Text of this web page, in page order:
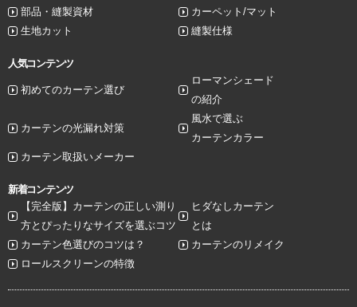
部品・縫製資材
カーペット/マット
生地カット
縫製仕様
人気コンテンツ
初めてのカーテン選び
ローマンシェード
の紹介
カーテンの光漏れ対策
風水で選ぶ
カーテンカラー
カーテン取扱いメーカー
新着コンテンツ
【完全版】カーテンの正しい測り
方とぴったりなサイズを選ぶコツ
ヒダなしカーテン
とは
カーテン色選びのコツは？
カーテンのリメイク
ロールスクリーンの特徴